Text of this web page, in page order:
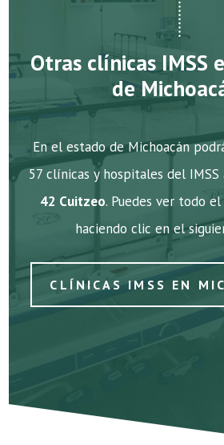
Otras clínicas IMSS
de
En el estado de Michoacán
57 clínicas y hospitales del IMSS
42 Cuitzeo. Puedes ver todo
haciendo clic en el
CLÍNICAS IMSS EN